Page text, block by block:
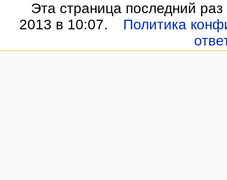
Эта страница последний
2013 в 10:07.
Политика